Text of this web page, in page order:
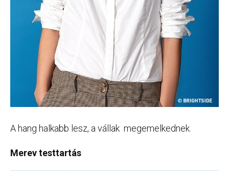
A hang halkabb lesz, a vállak megemelkednek.
Merev testtartás